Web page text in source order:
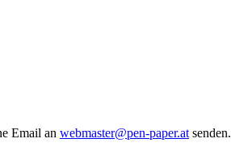
Email an webmaster@pen-paper.at senden.